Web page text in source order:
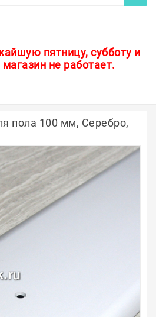
пятницу, субботу и
не работает.
SPC
пола 100 мм, Серебро,